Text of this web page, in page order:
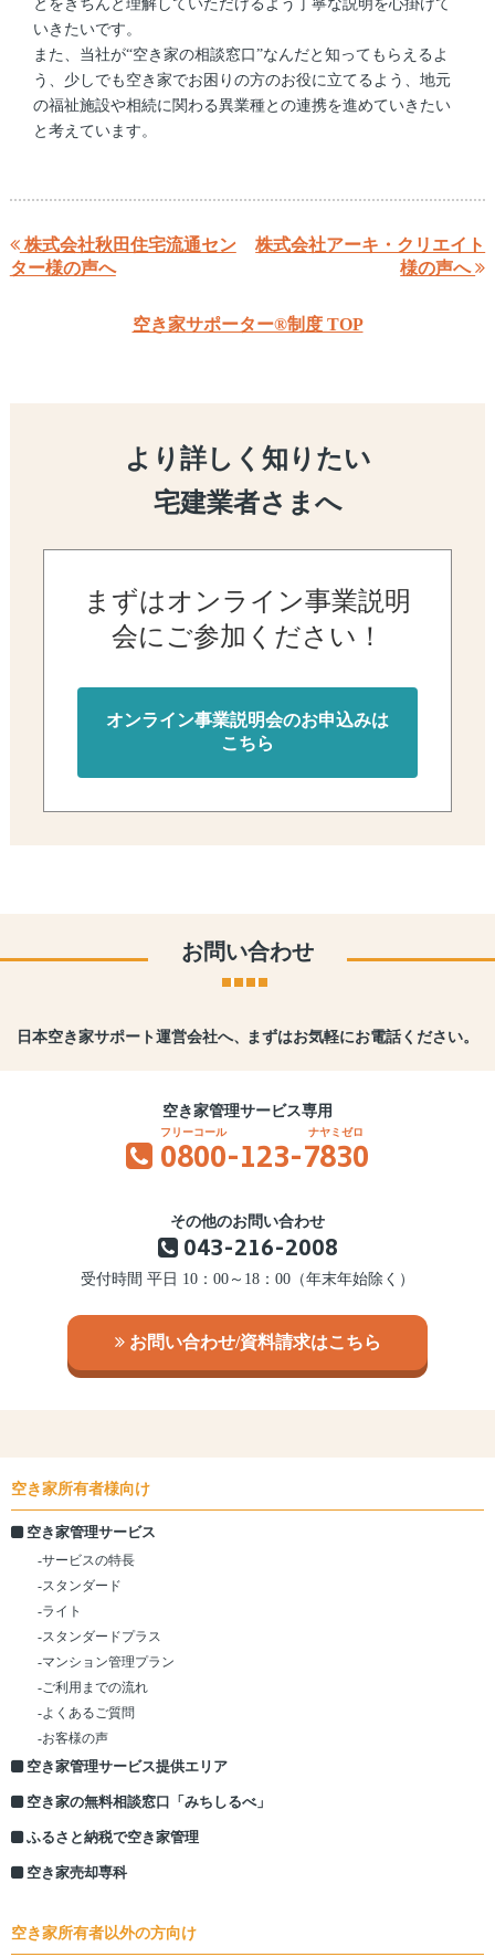
とをきちんと理解していただけるよう丁寧な説明を心掛けて
いきたいです。
また、当社が“空き家の相談窓口”なんだと知ってもらえるよ
う、少しでも空き家でお困りの方のお役に立てるよう、地元
の福祉施設や相続に関わる異業種との連携を進めていきたい
と考えています。
株式会社秋田住宅流通セン
ター様の声へ
空き家サポーター®制度 TOP
株式会社アーキ・クリエイト
様の声へ
より詳しく知りたい
宅建業者さまへ
まずはオンライン事業説明
会に ご参加ください！
オンライン事業説明会のお申込みは
こちら
お問い合わせ
日本空き家サポート運営会社へ、 まずはお気軽にお電話ください。
空き家管理サービス専用
0800-123-7830
その他のお問い合わせ
043-216-2008
受付時間 平日 10：00～18：00（年末年始除く）
お問い合わせ/資料請求はこちら
空き家所有者様向け
空き家管理サービス
-サービスの特長
-スタンダード
-ライト
-スタンダードプラス
-マンション管理プラン
-ご利用までの流れ
-よくあるご質問
-お客様の声
空き家管理サービス提供エリア
空き家の無料相談窓口「みちしるべ」
ふるさと納税で空き家管理
空き家売却専科
空き家所有者以外の方向け